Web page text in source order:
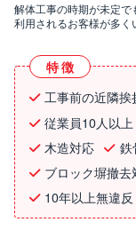
解体工事の時期が未定
利用されるお客様が多く
特徴
工事前の近隣挨
従業員10人以上
木造対応
鉄
ブロック塀撤去
10年以上無違反